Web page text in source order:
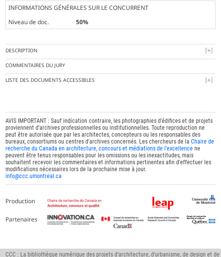
INFORMATIONS GÉNÉRALES SUR LE CONCURRENT
Niveau de doc.
50%
DESCRIPTION
COMMENTAIRES DU JURY
LISTE DES DOCUMENTS ACCESSIBLES
AVIS IMPORTANT : Sauf indication contraire, les photographies d'édifices et de projets
proviennent d'archives professionnelles ou institutionnelles. Toute reproduction ne
peut être autorisée que par les architectes, concepteurs ou les responsables des
bureaux, consortiums ou centres d'archives concernés. Les chercheurs de laChaire de
recherche du Canada en architecture, concours et médiations de l'excellence ne
peuvent être tenus responsables pour les omissions ou les inexactitudes, mais
souhaitent recevoir les commentaires et informations pertinentes afin d'effectuer les
modifications nécessaires lors de la prochaine mise à jour.
info@ccc.umontreal.ca
Production
Partenaires
CCC : La bibliothèque numérique des projets d'architecture, d'urbanisme, de design et de